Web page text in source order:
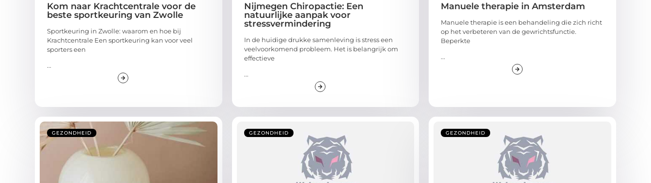
Kom naar Krachtcentrale voor de
beste sportkeuring van Zwolle
Sportkeuring in Zwolle: waarom en hoe bij
Krachtcentrale Een sportkeuring kan voor veel
sporters een
...
Nijmegen Chiropactie: Een
natuurlijke aanpak voor
stressvermindering
In de huidige drukke samenleving is stress een
veelvoorkomend probleem. Het is belangrijk om
effectieve
...
Manuele therapie in Amsterdam
Manuele therapie is een behandeling die zich richt
op het verbeteren van de gewrichtsfunctie.
Beperkte
...
GEZONDHEID GEZONDHEID GEZONDHEID